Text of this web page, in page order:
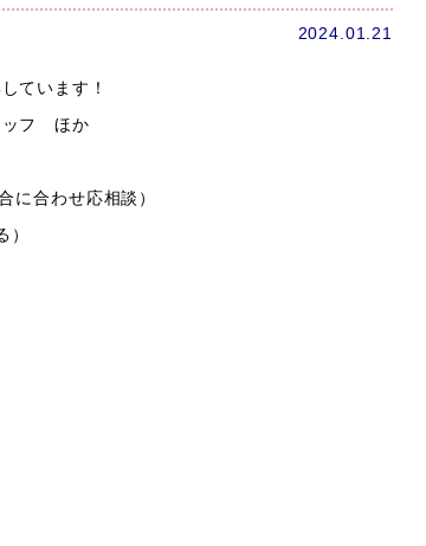
2024.01.21
ています！
ッフ ほか
に合わせ応相談）
）